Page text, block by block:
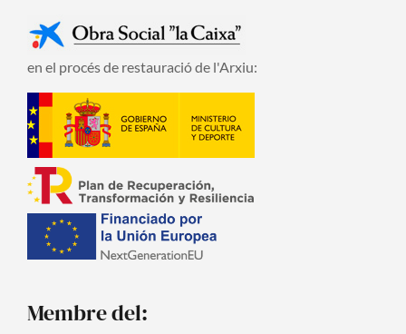
en el procés de restauració de l'Arxiu:
Membre del: